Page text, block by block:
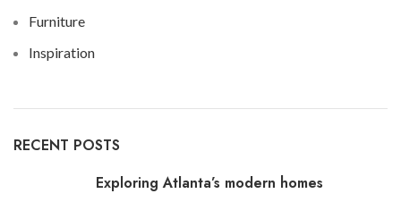
Furniture
Inspiration
RECENT POSTS
Exploring Atlanta’s modern homes